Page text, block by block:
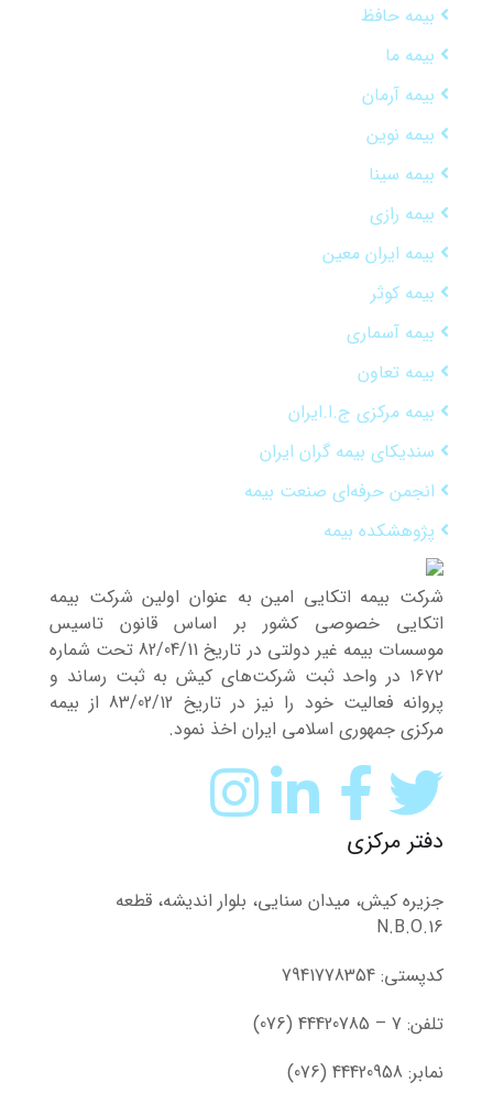
بیمه حافظ
بیمه ما
بیمه آرمان
بیمه نوین
بیمه سینا
بیمه رازی
بیمه ایران معین
بیمه کوثر
بیمه آسماری
بیمه تعاون
بیمه مرکزی ج.ا.ایران
سندیکای بیمه گران ایران
انجمن حرفه‌ای صنعت بیمه
پژوهشکده بیمه
شرکت بیمه اتکایی امین به‌ عنوان اولین شرکت بیمه
اتکایی خصوصی کشور بر اساس قانون تاسیس
موسسات بیمه غیر دولتی در تاریخ 82/04/11 تحت شماره
۱۶۷۲ در واحد ثبت شرکت‌های کیش به ثبت رساند و
پروانه فعالیت خود را نیز در تاریخ 83/02/12 از بیمه
مرکزی جمهوری اسلامی ایران اخذ نمود.
دفتر مرکزی
جزیره کیش، میدان سنایی، بلوار اندیشه، قطعه
N.B.O.16
کدپستی: 7941778354
تلفن: 7 – 44420785 (076)
نمابر: 44420958 (076)